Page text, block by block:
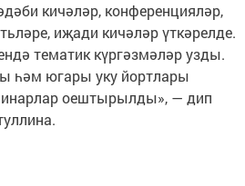
кичәләр, конференцияләр,
иҗади кичәләр үткәрелде.
тематик күргәзмәләр узды.
һәм югары уку йортлары
оештырылды», — дип